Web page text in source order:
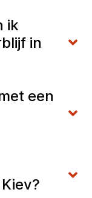
ik
in
een